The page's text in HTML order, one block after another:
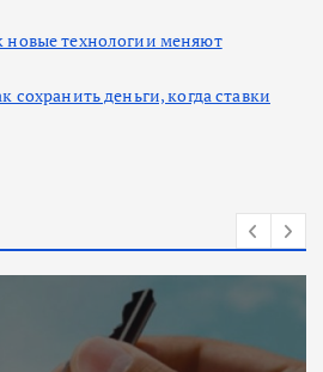
новые технологии меняют
сохранить деньги, когда ставки